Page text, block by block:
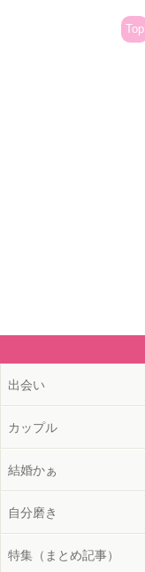
Top
出会い
カップル
結婚かぁ
自分磨き
特集（まとめ記事）